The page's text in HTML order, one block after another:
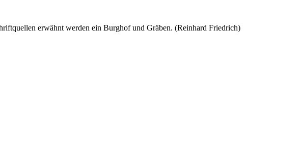
erwähnt werden ein Burghof und Gräben. (Reinhard Friedrich)